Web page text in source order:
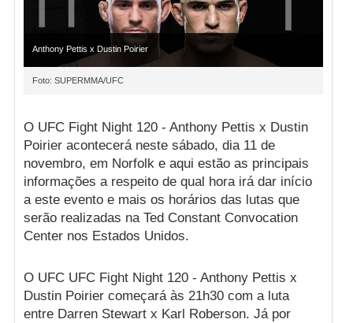
Anthony Pettis x Dustin Poirier
Foto: SUPERMMA/UFC
O UFC Fight Night 120 - Anthony Pettis x Dustin
Poirier acontecerá neste sábado, dia 11 de
novembro, em Norfolk e aqui estão as principais
informações a respeito de qual hora irá dar início
a este evento e mais os horários das lutas que
serão realizadas na Ted Constant Convocation
Center nos Estados Unidos.
O UFC UFC Fight Night 120 - Anthony Pettis x
Dustin Poirier começará às 21h30 com a luta
entre Darren Stewart x Karl Roberson. Já por